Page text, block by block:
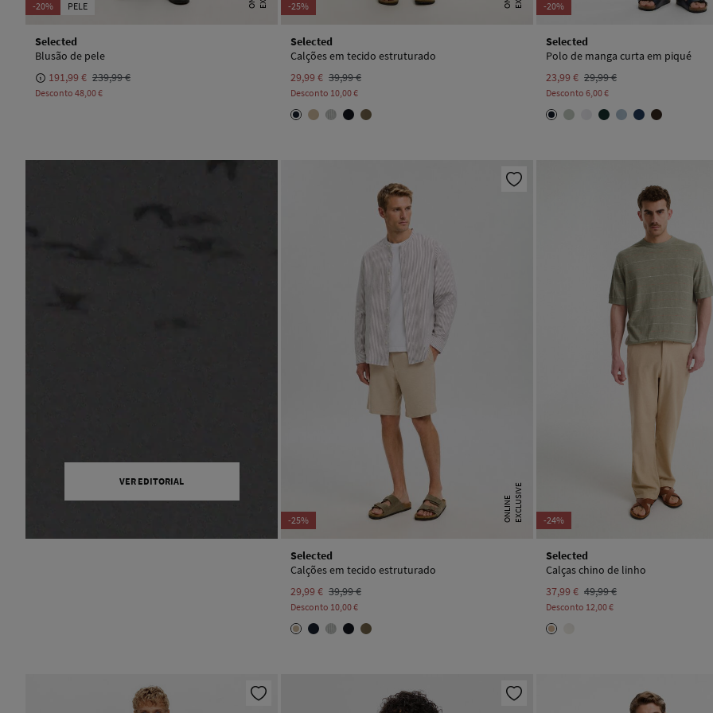
-20% PELE
Selected
Blusão de pele
191,99 € 239,99 €
Desconto 48,00 €
-25%
Selected
Calções em tecido estruturado
29,99 € 39,99 €
Desconto 10,00 €
-20%
Selected
Polo de manga curta em piqué
23,99 € 29,99 €
Desconto 6,00 €
VER EDITORIAL
-25% E
X
C
L
U
S I
V
E
O
N
L
I
N
E
Selected
Calções em tecido estruturado
29,99 € 39,99 €
Desconto 10,00 €
-24%
Selected
Calças chino de linho
37,99 € 49,99 €
Desconto 12,00 €